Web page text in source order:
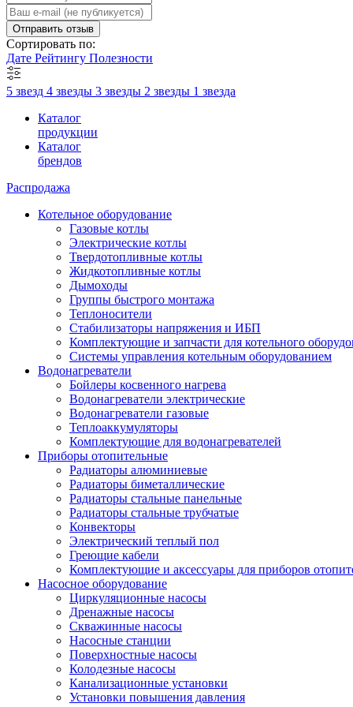
Отправить отзыв
Сортировать по:
Дате Рейтингу Полезности
5 звезд 4 звезды 3 звезды 2 звезды 1 звезда
Каталог
продукции
Каталог
брендов
Распродажа
Котельное оборудование
Газовые котлы
Электрические котлы
Твердотопливные котлы
Жидкотопливные котлы
Дымоходы
Группы быстрого монтажа
Теплоносители
Стабилизаторы напряжения и ИБП
Комплектующие и запчасти для котельного
Системы управления котельным оборудованием
Водонагреватели
Бойлеры косвенного нагрева
Водонагреватели электрические
Водонагреватели газовые
Теплоаккумуляторы
Комплектующие для водонагревателей
Приборы отопительные
Радиаторы алюминиевые
Радиаторы биметаллические
Радиаторы стальные панельные
Радиаторы стальные трубчатые
Конвекторы
Электрический теплый пол
Греющие кабели
Комплектующие и аксессуары для приборов
Насосное оборудование
Циркуляционные насосы
Дренажные насосы
Скважинные насосы
Насосные станции
Поверхностные насосы
Колодезные насосы
Канализационные установки
Установки повышения давления